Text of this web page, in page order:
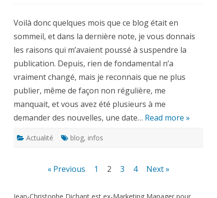
Voilà donc quelques mois que ce blog était en
sommeil, et dans la dernière note, je vous donnais
les raisons qui m’avaient poussé à suspendre la
publication. Depuis, rien de fondamental n’a
vraiment changé, mais je reconnais que ne plus
publier, même de façon non régulière, me
manquait, et vous avez été plusieurs à me
demander des nouvelles, une date… Read more »
Actualité blog, infos
Pagination« Previous 1 2 3 4 Next »